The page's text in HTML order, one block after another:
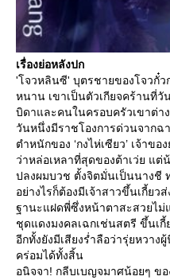
เรื่องย่อหลังปก
'โจวหลินซี' บุตรชายของโจวกั๋ว
หนาน เขาเป็นตัวเกียจคร้านที่
บิดาและคนในครอบครัวเขาต่า
วันหนึ่งมีราชโองการด่วนจากฉ
ตำหนักของ ‘กงไห่เซียว’ เจ้าข
ว่าหล่อเหลาที่สุดของต้าเว่ย แต่
ปลงผมบวช ตั้งจิตมั่นเป็นนางชี
อย่างไรก็ต้องมีเจ้าสาวขึ้นเกี้ย
ฐานะแฝดพี่ซึ่งหน้าตาสะสวยไม่
ชุดแดงมงคลเฉกเช่นสตรี ขึ้นเกี้
อีกทั้งยังมีเสียงร่ำลือว่ารุ่ยหวา
คร่อมได้ทั้งสิ้น
อนิจจา! กลีบเบญจมาศน้อยๆ ขอ